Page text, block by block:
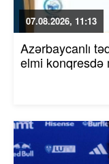
07.08.2026, 11:13
Azərbaycanlı
elmi konqresdə